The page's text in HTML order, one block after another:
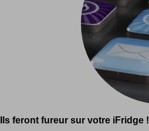
Ils feront fureur sur votre iFridge !